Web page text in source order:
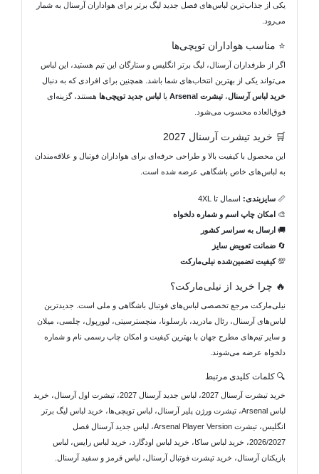
یکی از جذاب‌ترین لباس‌های فصل جدید لیگ برتر برای هواداران آرسنال به شمار
می‌رود.
⭐ مناسب هواداران توپچی‌ها
اگر از طرفداران آرسنال، لیگ برتر انگلیس و ستارگان این تیم هستید، این لباس
می‌تواند یکی از بهترین انتخاب‌های شما باشد. همچنین برای افرادی که به دنبال
خرید لباس آرسنال،تیشرت Arsenal یا لباس جدید توپچی‌ها هستند، گزینه‌ای
فوق‌العاده محسوب می‌شود.
🛒 خرید تیشرت آرسنال 2027
این محصول با کیفیت بالا و طراحی حرفه‌ای برای هواداران فوتبال و علاقه‌مندان
به لباس‌های خاص باشگاهی عرضه شده است.
📏 سایزبندی: اسمال تا 4XL
🎨 امکان چاپ اسم و شماره دلخواه
🚚 ارسال به سراسر کشور
🔄 ضمانت تعویض سایز
💯کیفیت تضمین‌شده نیلی‌مارکت
🔥 چرا خرید از نیلی‌مارکت؟
نیلی‌مارکت مرجع تخصصی لباس‌های فوتبال باشگاهی و ملی است. جدیدترین
لباس‌های آرسنال، رئال مادرید، بارسلونا، منچسترسیتی، لیورپول، چلسی، میلان
و سایر تیم‌های مطرح جهان با بهترین کیفیت و امکان چاپ رسمی نام و شماره
دلخواه عرضه می‌شوند.
🔍 کلمات کلیدی مرتبط
خرید تیشرت آرسنال 2027، لباس جدید آرسنال 2027، تیشرت اول آرسنال، خرید
لباس Arsenal، تیشرت ورژن پلیر آرسنال، لباس توپچی‌ها، خرید لباس لیگ برتر
انگلیس، تیشرت Arsenal Player Version، لباس جدید آرسنال فصل
2026/2027، خرید لباس ساکا، خرید لباس اودگارد، خرید لباس رایس، لباس
بازیکنان آرسنال، خرید تیشرت فوتبال آرسنال، لباس قرمز و سفید آرسنال.